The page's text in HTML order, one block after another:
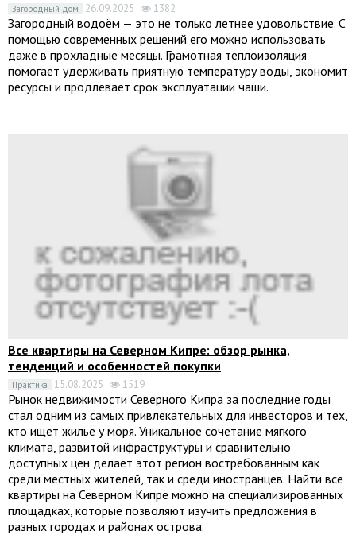
Загородный дом 26.09.2025 1382
Загородный водоём — это не только летнее удовольствие. С
помощью современных решений его можно использовать
даже в прохладные месяцы. Грамотная теплоизоляция
помогает удерживать приятную температуру воды, экономит
ресурсы и продлевает срок эксплуатации чаши.
Все квартиры на Северном Кипре: обзор рынка,
тенденций и особенностей покупки
Практика 15.08.2025 1519
Рынок недвижимости Северного Кипра за последние годы
стал одним из самых привлекательных для инвесторов и тех,
кто ищет жилье у моря. Уникальное сочетание мягкого
климата, развитой инфраструктуры и сравнительно
доступных цен делает этот регион востребованным как
среди местных жителей, так и среди иностранцев. Найти все
квартиры на Северном Кипре можно на специализированных
площадках, которые позволяют изучить предложения в
разных городах и районах острова.